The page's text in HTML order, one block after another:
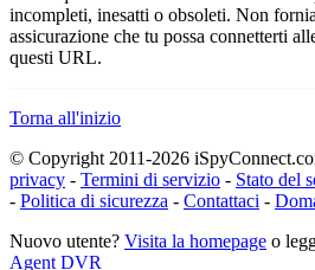
incompleti, inesatti o obsoleti. Non
assicurazione che tu possa connetterti
questi URL.
Torna all'inizio
© Copyright 2011-2026
privacy - Termini di servizio - Stato del
- Politica di sicurezza - Contattaci -
Nuovo utente? Visita la homepage o
Agent DVR